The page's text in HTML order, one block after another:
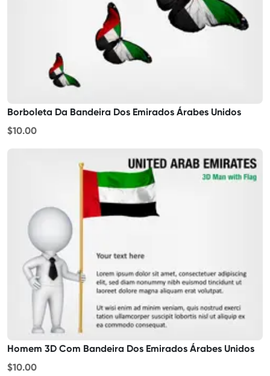
Borboleta Da Bandeira Dos Emirados Árabes Unidos
$10.00
Homem 3D Com Bandeira Dos Emirados Árabes Unidos
$10.00